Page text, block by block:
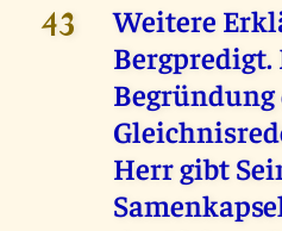
43
Weitere
Begründung
Herr gibt